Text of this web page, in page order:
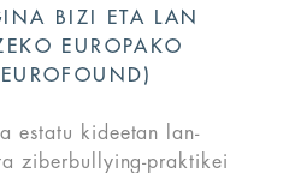
BIZI ETA LAN
EUROPAKO
estatu kideetan lan-
ziberbullying-praktikei